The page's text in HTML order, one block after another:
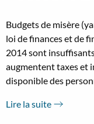
Budgets de misère
loi de finances et de
2014 sont
augmentent taxes et
disponible des
Lire la suite